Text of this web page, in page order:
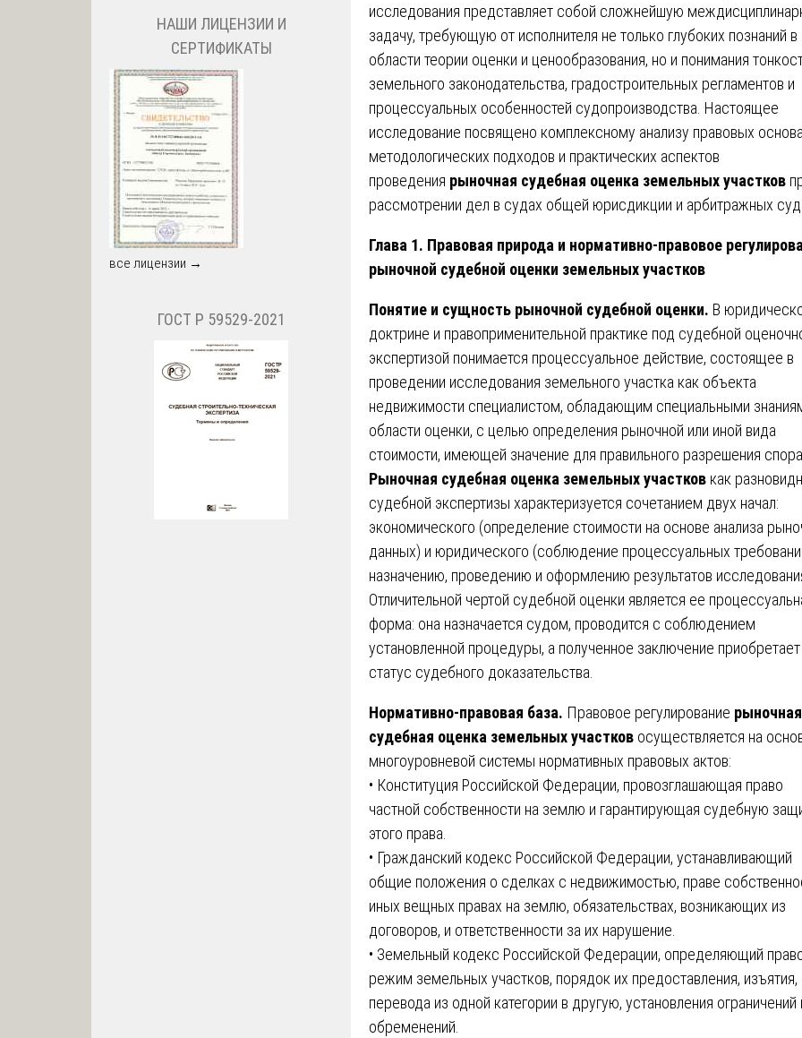
исследования представляет собой сложнейшую
задачу, требующую от исполнителя не только глубоких познаний в
области теории оценки и ценообразования, но и понимания
земельного законодательства, градостроительных регламентов и
процессуальных особенностей судопроизводства. Настоящее
исследование посвящено комплексному анализу правовых
методологических подходов и практических аспектов
проведения рыночная судебная оценка земельных участков
рассмотрении дел в судах общей юрисдикции и арбитражных
Глава 1. Правовая природа и нормативно-правовое
рыночной судебной оценки земельных участков
Понятие и сущность рыночной судебной оценки. В
доктрине и правоприменительной практике под судебной
экспертизой понимается процессуальное действие, состоящее в
проведении исследования земельного участка как объекта
недвижимости специалистом, обладающим специальными
области оценки, с целью определения рыночной или иной вида
стоимости, имеющей значение для правильного разрешения спора.
Рыночная судебная оценка земельных участков как
судебной экспертизы характеризуется сочетанием двух начал:
экономического (определение стоимости на основе анализа
данных) и юридического (соблюдение процессуальных
назначению, проведению и оформлению результатов
Отличительной чертой судебной оценки является ее
форма: она назначается судом, проводится с соблюдением
установленной процедуры, а полученное заключение приобретает
статус судебного доказательства.
Нормативно-правовая база. Правовое регулирование рыночная
судебная оценка земельных участков осуществляется на
многоуровневой системы нормативных правовых актов:
• Конституция Российской Федерации, провозглашающая право
частной собственности на землю и гарантирующая судебную
этого права.
• Гражданский кодекс Российской Федерации, устанавливающий
общие положения о сделках с недвижимостью, праве
иных вещных правах на землю, обязательствах, возникающих из
договоров, и ответственности за их нарушение.
• Земельный кодекс Российской Федерации, определяющий
режим земельных участков, порядок их предоставления, изъятия,
перевода из одной категории в другую, установления ограничений
обременений.
НАШИ ЛИЦЕНЗИИ И
СЕРТИФИКАТЫ
все лицензии →
ГОСТ Р 59529-2021